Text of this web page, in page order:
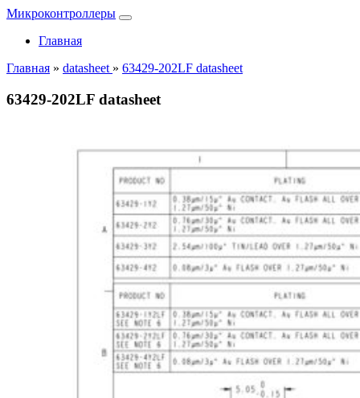
Микроконтроллеры
Главная
Главная » datasheet » 63429-202LF datasheet
63429-202LF datasheet